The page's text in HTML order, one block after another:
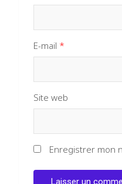
E-mail *
Site web
Enregistrer mon